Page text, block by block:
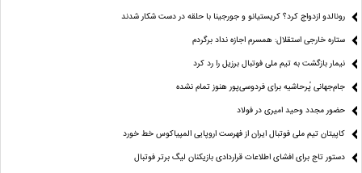
رونالدو ازدواج کرد؟ کریستیانو و جورجینا با حلقه در دست شکار شدند
ستاره خارجی استقلال: همسرم اجازه نداد برگردم
نیمار بازگشت به تیم ملی فوتبال برزیل را رد کرد
جام‌جهانی پُرحاشیه برای فردوسی‌پور هنوز تمام نشده
حضور مجدد وحید امیری در فولاد
کاپیتان تیم ملی فوتبال ایران از فهرست اروپایی المپیاکوس خط خورد
دستور تاج برای افشای اطلاعات قراردادی بازیکنان لیگ برتر فوتبال